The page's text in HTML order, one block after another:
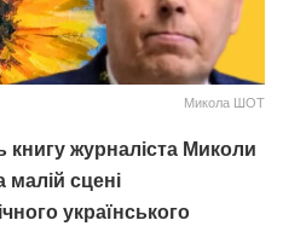
Микола ШОТ
журналіста Миколи
сцені
українського